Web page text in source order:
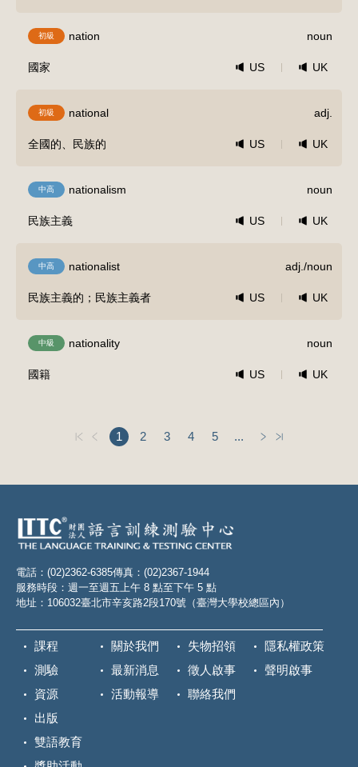
初級 nation noun
國家 US UK
初級 national adj.
全國的、民族的 US UK
中高 nationalism noun
民族主義 US UK
中高 nationalist adj./noun
民族主義的；民族主義者 US UK
中級 nationality noun
國籍 US UK
1 2 3 4 5 ...
電話：(02)2362-6385傳真：(02)2367-1944
服務時段：週一至週五上午 8 點至下午 5 點
地址：106032臺北市辛亥路2段170號（臺灣大學校總區內）
課程
測驗
資源
出版
雙語教育
關於我們
最新消息
活動報導
失物招領
徵人啟事
聯絡我們
隱私權政策
聲明啟事